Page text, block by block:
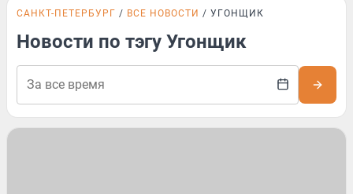
САНКТ-ПЕТЕРБУРГ ВСЕ НОВОСТИ УГОНЩИК
Новости по тэгу Угонщик